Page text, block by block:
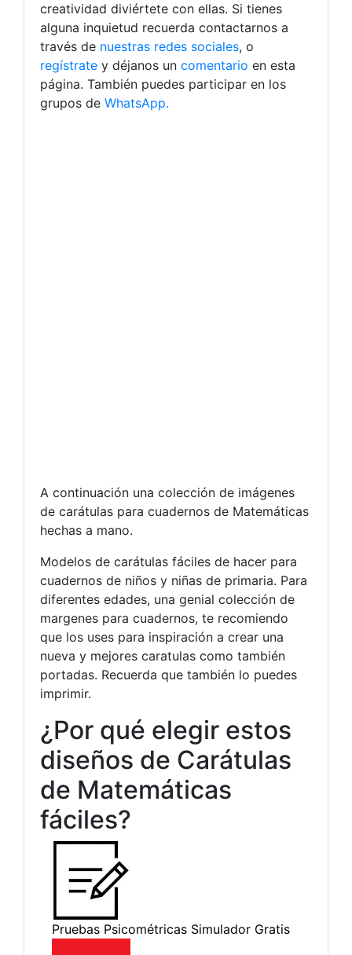
creatividad diviértete con ellas. Si tienes
alguna inquietud recuerda contactarnos a
través de nuestras redes sociales, o
regístrate y déjanos un comentario en esta
página. También puedes participar en los
grupos de WhatsApp.
A continuación una colección de imágenes
de carátulas para cuadernos de Matemáticas
hechas a mano.
Modelos de carátulas fáciles de hacer para
cuadernos de niños y niñas de primaria. Para
diferentes edades, una genial colección de
margenes para cuadernos, te recomiendo
que los uses para inspiración a crear una
nueva y mejores caratulas como también
portadas. Recuerda que también lo puedes
imprimir.
¿Por qué elegir estos
diseños de Carátulas
de Matemáticas
fáciles?